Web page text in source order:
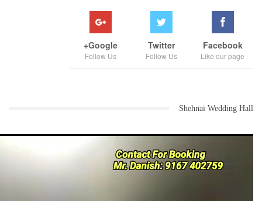
Facebook
Like our page
Twitter
Follow Us
Google+
Follow Us
Shehnai Wedding Hall